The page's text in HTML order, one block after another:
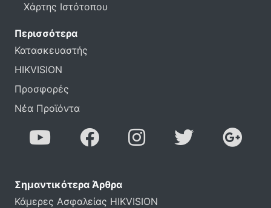
Χάρτης Ιστότοπου
Περισσότερα
Κατασκευαστής
HIKVISION
Προσφορές
Νέα Προϊόντα
Σημαντικότερα Άρθρα
Κάμερες Ασφαλείας HIKVISION